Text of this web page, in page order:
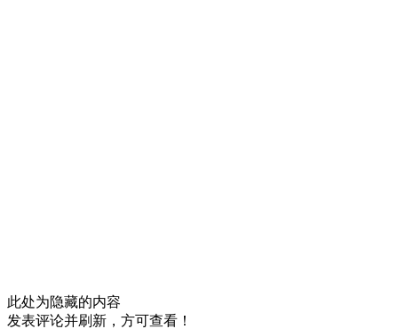
此处为隐藏的内容
发表评论并刷新，方可查看！